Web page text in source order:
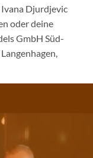
Djurdjevic
oder deine
GmbH Süd-